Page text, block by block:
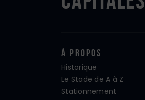
À propos
Historique
Le Stade de A à Z
Stationnement